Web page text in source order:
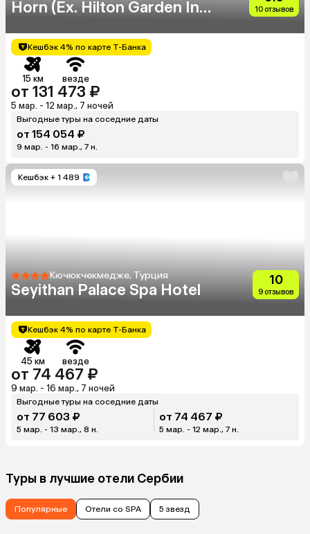
Horn (Eх. Hilton Garden Inn
10 отзывов
Кешбэк 4% по карте Т-Банка
15 км везде
от 131 473 ₽
5 мар. - 12 мар., 7 ночей
Выгодные туры на соседние даты
от 154 054 ₽
9 мар. - 16 мар., 7 н.
Кешбэк + 1 489
Кючюкчекмедже, Турция
Seyithan Palace Spa Hotel
10
9 отзывов
Кешбэк 4% по карте Т-Банка
45 км везде
от 74 467 ₽
9 мар. - 16 мар., 7 ночей
Выгодные туры на соседние даты
от 77 603 ₽
5 мар. - 13 мар., 8 н.
от 74 467 ₽
5 мар. - 12 мар., 7 н.
Туры в лучшие отели Сербии
Популярные Отели со SPA 5 звезд